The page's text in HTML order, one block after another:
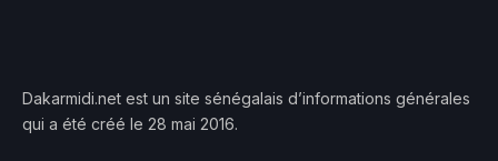
Dakarmidi.net est un site sénégalais d’informations générales
qui a été créé le 28 mai 2016.